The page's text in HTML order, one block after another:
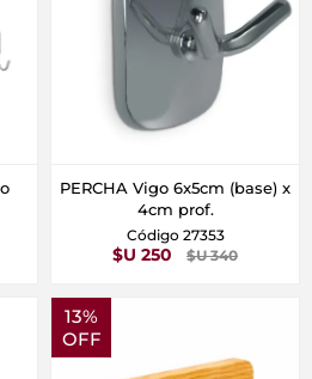
PERCHA Vigo 6x5cm (base) x
4cm prof.
Código 27353
$U 250 $U 340
13%
OFF